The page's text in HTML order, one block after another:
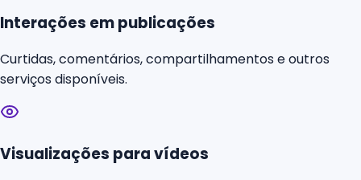
Interações em publicações
Curtidas, comentários, compartilhamentos e outros
serviços disponíveis.
Visualizações para vídeos